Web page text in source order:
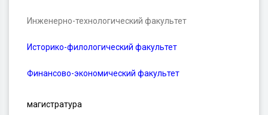
Инженерно-технологический факультет
Историко-филологический факультет
Финансово-экономический факультет
магистратура